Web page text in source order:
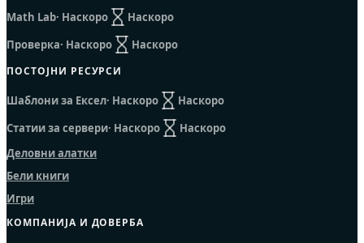
Math Lab· Наскоро
Наскоро
Проверка· Наскоро Наскоро
ПОСТОЈНИ РЕСУРСИ
Шаблони за Ексел· Наскоро
Наскоро
Статии за сервери· Наскоро
Наскоро
Деловни алатки
Бели книги
Игри
КОМПАНИЈА И ДОВЕРБА